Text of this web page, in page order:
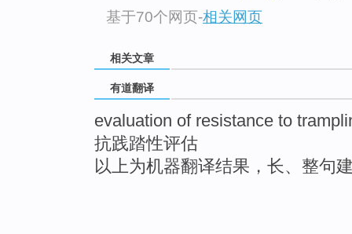
基于70个网页-相关网页
相关文章
有道翻译
evaluation of resistance to
抗践踏性评估
以上为机器翻译结果，长、整句